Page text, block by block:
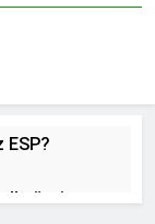
ESP?
sütni a